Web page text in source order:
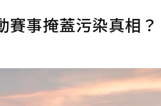
事掩蓋污染真相？